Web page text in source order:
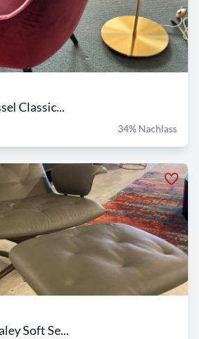
Classic...
34% Nachlass
Soft Se...